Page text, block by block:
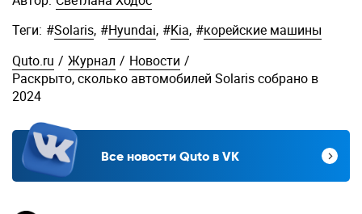
Теги: #Solaris, #Hyundai, #Kia, #корейские машины
Quto.ru / Журнал / Новости /
Раскрыто, сколько автомобилей Solaris собрано в
2024
Все новости Quto в VK